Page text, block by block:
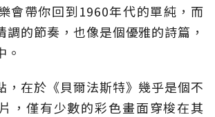
會帶你回到1960年代的單純，而
調的節奏，也像是個優雅的詩篇，
。
，在於《貝爾法斯特》幾乎是個不
，僅有少數的彩色畫面穿梭在其